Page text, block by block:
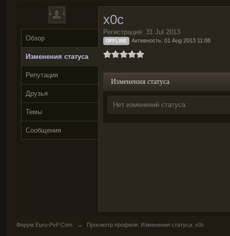
Обзор
Изменения статуса
Репутация
Друзья
Темы
Сообщения
x0c
Регистрация: 31 Jul 2013
OFFLINE Активность: 01 Aug 2013 11:08
Изменения статуса
Нет изменений статуса
Форум Euro-PvP.Com → Просмотр профиля: Изменения статуса: x0c